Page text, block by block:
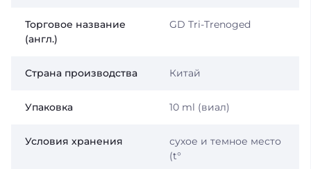
Торговое название
(англ.)
GD Tri-Trenoged
Страна производства Китай
Упаковка 10 ml (виал)
Условия хранения
сухое и темное место
(t°